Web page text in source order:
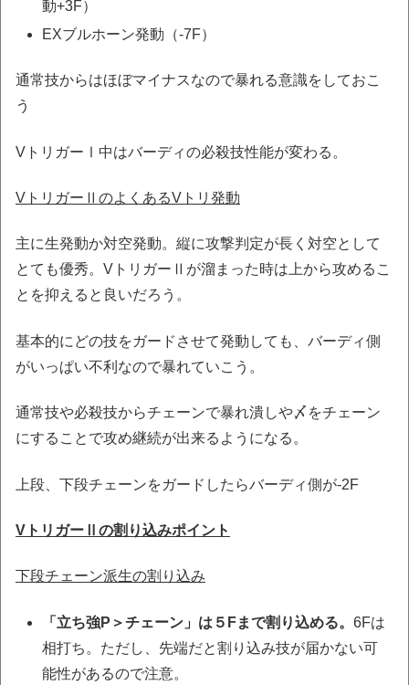
動+3F）
EXブルホーン発動（-7F）
通常技からはほぼマイナスなので暴れる意識をしておこ
う
VトリガーⅠ中はバーディの必殺技性能が変わる。
VトリガーⅡのよくあるVトリ発動
主に生発動か対空発動。縦に攻撃判定が長く対空として
とても優秀。VトリガーⅡが溜まった時は上から攻めるこ
とを抑えると良いだろう。
基本的にどの技をガードさせて発動しても、バーディ側
がいっぱい不利なので暴れていこう。
通常技や必殺技からチェーンで暴れ潰しや〆をチェーン
にすることで攻め継続が出来るようになる。
上段、下段チェーンをガードしたらバーディ側が-2F
VトリガーⅡの割り込みポイント
下段チェーン派生の割り込み
「立ち強P＞チェーン」は５Fまで割り込める。6Fは
相打ち。ただし、先端だと割り込み技が届かない可
能性があるので注意。